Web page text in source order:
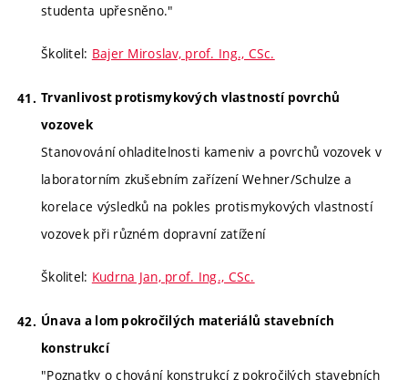
studenta upřesněno."
Školitel: Bajer Miroslav, prof. Ing., CSc.
Trvanlivost protismykových vlastností povrchů
vozovek
Stanovování ohladitelnosti kameniv a povrchů vozovek v
laboratorním zkušebním zařízení Wehner/Schulze a
korelace výsledků na pokles protismykových vlastností
vozovek při různém dopravní zatížení
Školitel: Kudrna Jan, prof. Ing., CSc.
Únava a lom pokročilých materiálů stavebních
konstrukcí
"Poznatky o chování konstrukcí z pokročilých stavebních